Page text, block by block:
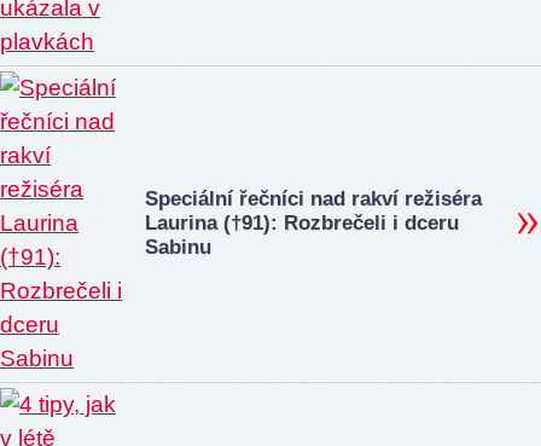
Speciální řečníci nad rakví režiséra
Laurina (†91): Rozbrečeli i dceru
Sabinu